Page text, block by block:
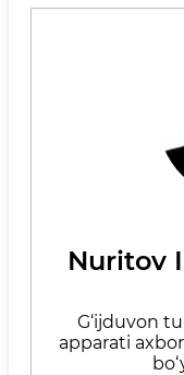
Nuritov
G‘ijduvon
apparati